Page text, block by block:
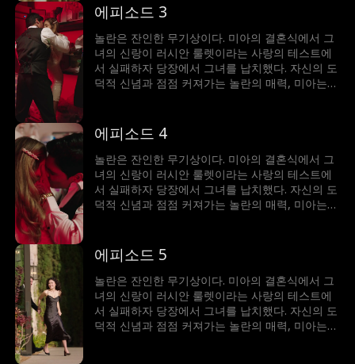
에피소드 3
놀란은 잔인한 무기상이다. 미아의 결혼식에서 그
녀의 신랑이 러시안 룰렛이라는 사랑의 테스트에
서 실패하자 당장에서 그녀를 납치했다. 자신의 도
덕적 신념과 점점 커져가는 놀란의 매력, 미아는
에피소드 4
놀란은 잔인한 무기상이다. 미아의 결혼식에서 그
녀의 신랑이 러시안 룰렛이라는 사랑의 테스트에
서 실패하자 당장에서 그녀를 납치했다. 자신의 도
덕적 신념과 점점 커져가는 놀란의 매력, 미아는
에피소드 5
놀란은 잔인한 무기상이다. 미아의 결혼식에서 그
녀의 신랑이 러시안 룰렛이라는 사랑의 테스트에
서 실패하자 당장에서 그녀를 납치했다. 자신의 도
덕적 신념과 점점 커져가는 놀란의 매력, 미아는